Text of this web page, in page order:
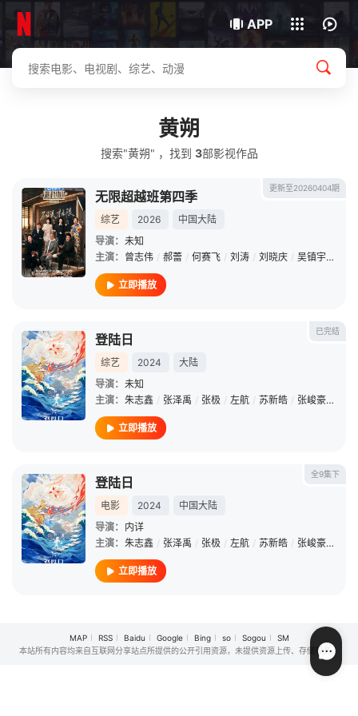
APP
下载客户端
我的观影记录
黄朔
搜索"黄朔" ，找到 3部影视作品
更新至20260404期
无限超越班第四季
综艺 2026
中国大陆
导演： 未知
主演： 曾志伟 / 郝蕾 / 何赛飞 / 刘涛 / 刘晓庆 / 吴镇宇 /
立即播放
已完结
登陆日
综艺 2024
大陆
导演： 未知
主演： 朱志鑫 / 张泽禹 / 张极 / 左航 / 苏新皓 / 张峻豪 /
立即播放
全9集下
登陆日
电影 2024
中国大陆
导演： 内详
主演： 朱志鑫 / 张泽禹 / 张极 / 左航 / 苏新皓 / 张峻豪 /
立即播放
MAP RSS Baidu Google Bing so Sogou
SM
本站所有内容均来自互联网分享站点所提供的公开引用资源，未提供资源上传、存储服务。